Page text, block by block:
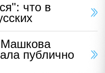
что в
публично